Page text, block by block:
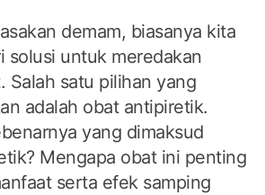
demam, biasanya kita
solusi untuk meredakan
Salah satu pilihan yang
adalah obat antipiretik.
yang dimaksud
Mengapa obat ini penting
serta efek samping